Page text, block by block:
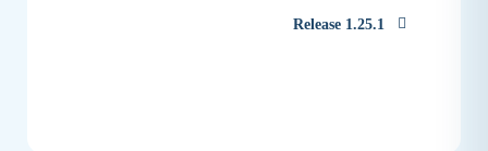
Release 1.25.1